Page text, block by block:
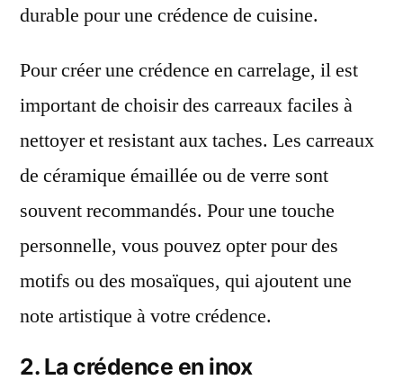
durable pour une crédence de cuisine.
Pour créer une crédence en carrelage, il est
important de choisir des carreaux faciles à
nettoyer et resistant aux taches. Les carreaux
de céramique émaillée ou de verre sont
souvent recommandés. Pour une touche
personnelle, vous pouvez opter pour des
motifs ou des mosaïques, qui ajoutent une
note artistique à votre crédence.
2. La crédence en inox